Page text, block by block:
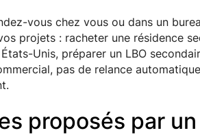
vous chez vous ou dans un
projets : racheter une résidence
Unis, préparer un LBO
pas de relance
proposés par un